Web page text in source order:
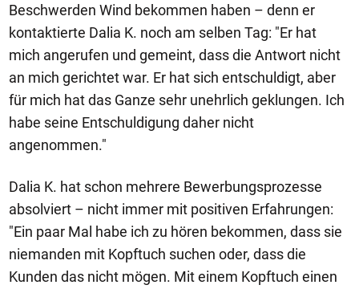
Beschwerden Wind bekommen haben – denn er
kontaktierte Dalia K. noch am selben Tag: "Er hat
mich angerufen und gemeint, dass die Antwort nicht
an mich gerichtet war. Er hat sich entschuldigt, aber
für mich hat das Ganze sehr unehrlich geklungen. Ich
habe seine Entschuldigung daher nicht
angenommen."
Dalia K. hat schon mehrere Bewerbungsprozesse
absolviert – nicht immer mit positiven Erfahrungen:
"Ein paar Mal habe ich zu hören bekommen, dass sie
niemanden mit Kopftuch suchen oder, dass die
Kunden das nicht mögen. Mit einem Kopftuch einen